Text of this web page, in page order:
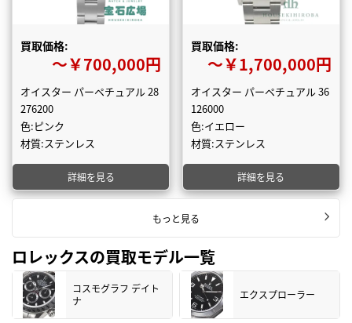
買取価格:
〜￥700,000円
オイスター パーペチュアル 28
276200
色:ピンク
材質:ステンレス
詳細を見る
買取価格:
〜￥1,700,000円
オイスター パーペチュアル 36
126000
色:イエロー
材質:ステンレス
詳細を見る
もっと見る
ロレックスの買取モデル一覧
コスモグラフ デイト
ナ
エクスプローラー